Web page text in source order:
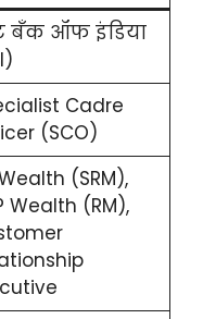
बँक ऑफ इंडिया
Cadre
(SCO)
(SRM),
Wealth (RM),